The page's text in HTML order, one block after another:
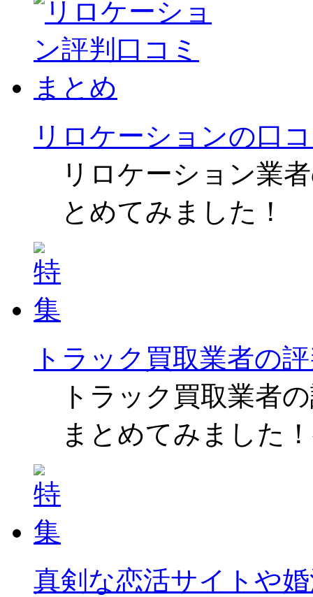
リロケーションの口
リロケーション業
とめてみました！
トラック買取業者の
トラック買取業者
まとめてみました
真剣な恋活サイトや